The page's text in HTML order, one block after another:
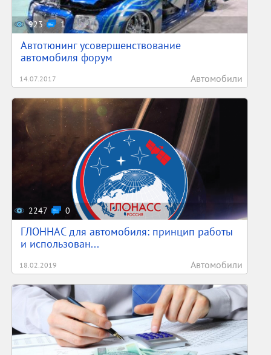
923 1
Автотюнинг усовершенствование
автомобиля форум
14.07.2017 Автомобили
2247 0
ГЛОННАС для автомобиля: принцип работы
и использован...
18.02.2019 Автомобили